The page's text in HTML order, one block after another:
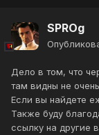
SPROg
Дело в том, что
там видны не
Если вы найдете
Также буду
ссылку на другие